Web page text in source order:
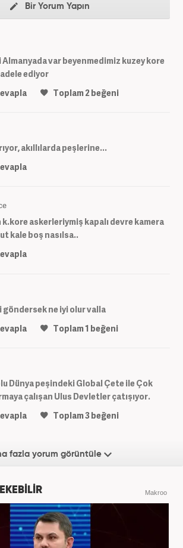
Bir Yorum Yapın
var beyenmedimiz kuzey kore
ediyor
Toplam2 beğeni
akıllılarda peşlerine...
askerleriymiş kapalı devre kamera
kale boş nasılsa..
göndersek ne iyi olur valla
Toplam1 beğeni
Dünya peşindeki Global Çete ile Çok
çalışan Ulus Devletler çatışıyor.
Toplam3beğeni
fazla yorum görüntüle
Makroo